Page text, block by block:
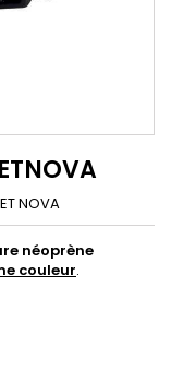
NOVA
néoprène
couleur.